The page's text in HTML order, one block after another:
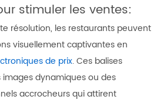
stimuler les ventes:
résolution, les restaurants peuvent
visuellement captivantes en
de prix. Ces balises
dynamiques ou des
accrocheurs qui attirent